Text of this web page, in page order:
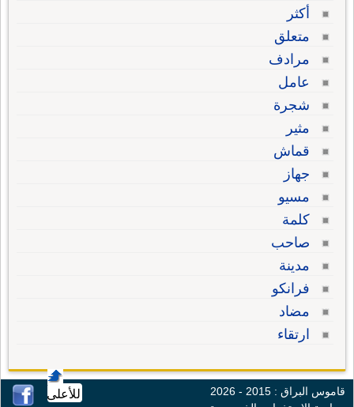
أكثر
متعلق
مرادف
عامل
شجرة
مثير
قماش
جهاز
مسيو
كلمة
صاحب
مدينة
فرانكو
مضاد
ارتقاء
للأعلى
قاموس البراق : 2015 - 2026